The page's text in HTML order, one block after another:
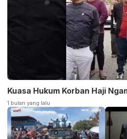
Kuasa Hukum Korban Haji
1 bulan yang lalu